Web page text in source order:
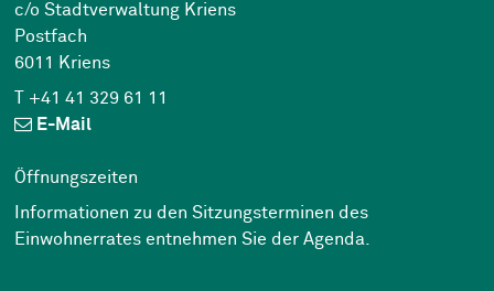
c/o Stadtverwaltung Kriens
Postfach
6011 Kriens
T +41 41 329 61 11
E-Mail
Öffnungszeiten
Informationen zu den Sitzungsterminen des
Einwohnerrates entnehmen Sie derAgenda.